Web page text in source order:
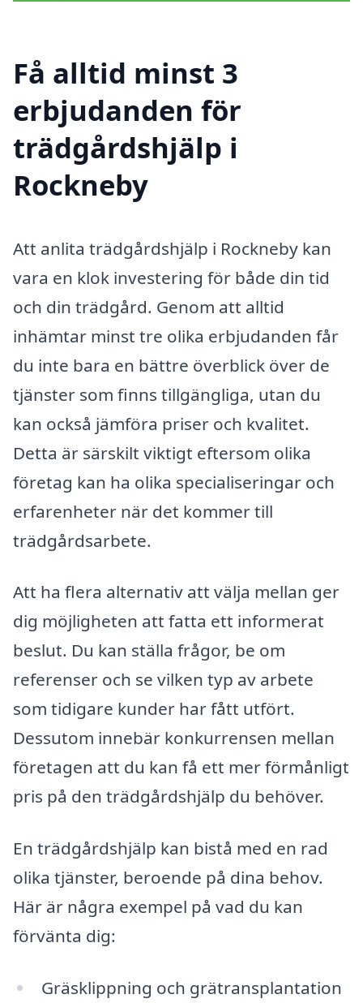
Få alltid minst 3
erbjudanden för
trädgårdshjälp i
Rockneby
Att anlita trädgårdshjälp i Rockneby kan
vara en klok investering för både din tid
och din trädgård. Genom att alltid
inhämtar minst tre olika erbjudanden får
du inte bara en bättre överblick över de
tjänster som finns tillgängliga, utan du
kan också jämföra priser och kvalitet.
Detta är särskilt viktigt eftersom olika
företag kan ha olika specialiseringar och
erfarenheter när det kommer till
trädgårdsarbete.
Att ha flera alternativ att välja mellan ger
dig möjligheten att fatta ett informerat
beslut. Du kan ställa frågor, be om
referenser och se vilken typ av arbete
som tidigare kunder har fått utfört.
Dessutom innebär konkurrensen mellan
företagen att du kan få ett mer förmånligt
pris på den trädgårdshjälp du behöver.
En trädgårdshjälp kan bistå med en rad
olika tjänster, beroende på dina behov.
Här är några exempel på vad du kan
förvänta dig:
Gräsklippning och grätransplantation